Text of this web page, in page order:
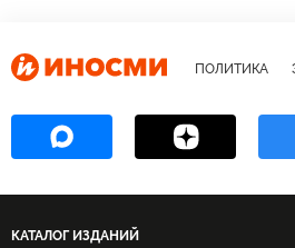
ПОЛИТИКА
КАТАЛОГ ИЗДАНИЙ